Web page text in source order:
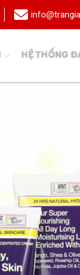
HỆ THỐNG